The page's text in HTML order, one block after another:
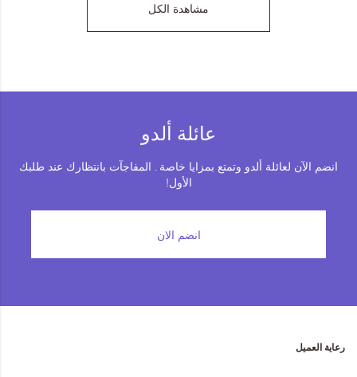
مشاهدة الكل
عائلة ألدو
انضم الآن لعائلة ألدو وتمتع بمزايا خاصة . المفاجآت بانتظارك عند طلبك
الأول!
انضم الان
رعاية العميل